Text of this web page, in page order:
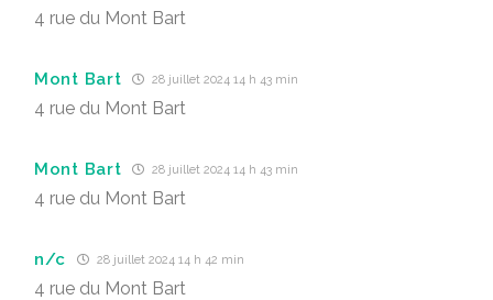
4 rue du Mont Bart
Mont Bart 28 juillet 2024 14 h 43 min
4 rue du Mont Bart
Mont Bart 28 juillet 2024 14 h 43 min
4 rue du Mont Bart
n/c 28 juillet 2024 14 h 42 min
4 rue du Mont Bart